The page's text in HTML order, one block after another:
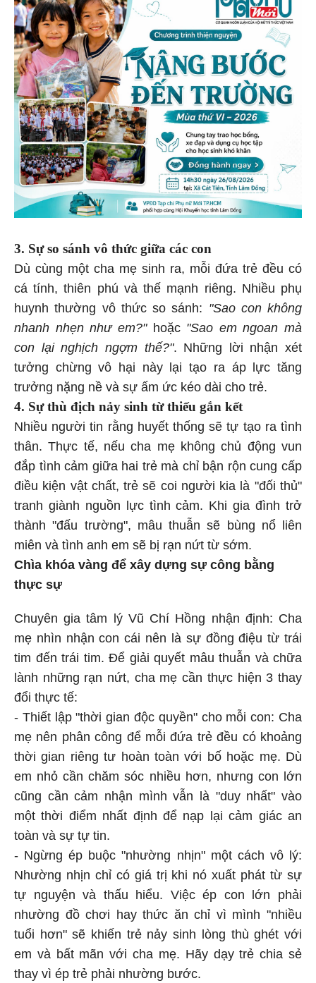
3. Sự so sánh vô thức giữa các con
Dù cùng một cha mẹ sinh ra, mỗi đứa trẻ đều có
cá tính, thiên phú và thế mạnh riêng. Nhiều phụ
huynh thường vô thức so sánh: "Sao con không
nhanh nhẹn như em?"hoặc "Sao em ngoan mà
con lại nghịch ngợm thế?". Những lời nhận xét
tưởng chừng vô hại này lại tạo ra áp lực tăng
trưởng nặng nề và sự ấm ức kéo dài cho trẻ.
4. Sự thù địch nảy sinh từ thiếu gắn kết
Nhiều người tin rằng huyết thống sẽ tự tạo ra tình
thân. Thực tế, nếu cha mẹ không chủ động vun
đắp tình cảm giữa hai trẻ mà chỉ bận rộn cung cấp
điều kiện vật chất, trẻ sẽ coi người kia là "đối thủ"
tranh giành nguồn lực tình cảm. Khi gia đình trở
thành "đấu trường", mâu thuẫn sẽ bùng nổ liên
miên và tình anh em sẽ bị rạn nứt từ sớm.
Chìa khóa vàng để xây dựng sự công bằng
thực sự
Chuyên gia tâm lý Vũ Chí Hồng nhận định: Cha
mẹ nhìn nhận con cái nên là sự đồng điệu từ trái
tim đến trái tim. Để giải quyết mâu thuẫn và chữa
lành những rạn nứt, cha mẹ cần thực hiện 3 thay
đổi thực tế:
- Thiết lập "thời gian độc quyền" cho mỗi con: Cha
mẹ nên phân công để mỗi đứa trẻ đều có khoảng
thời gian riêng tư hoàn toàn với bố hoặc mẹ. Dù
em nhỏ cần chăm sóc nhiều hơn, nhưng con lớn
cũng cần cảm nhận mình vẫn là "duy nhất" vào
một thời điểm nhất định để nạp lại cảm giác an
toàn và sự tự tin.
- Ngừng ép buộc "nhường nhịn" một cách vô lý:
Nhường nhịn chỉ có giá trị khi nó xuất phát từ sự
tự nguyện và thấu hiểu. Việc ép con lớn phải
nhường đồ chơi hay thức ăn chỉ vì mình "nhiều
tuổi hơn" sẽ khiến trẻ nảy sinh lòng thù ghét với
em và bất mãn với cha mẹ. Hãy dạy trẻ chia sẻ
thay vì ép trẻ phải nhường bước.